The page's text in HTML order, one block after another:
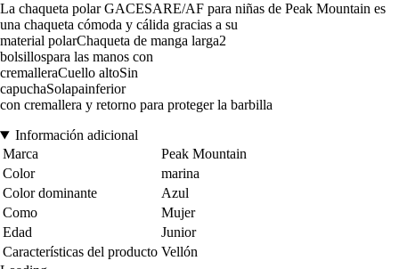
La chaqueta polar GACESARE/AF para niñas de Peak Mountain es
una chaqueta cómoda y cálida gracias a su
material polarChaqueta de manga larga2
bolsillospara las manos con
cremalleraCuello altoSin
capuchaSolapainferior
con cremallera y retorno para proteger la barbilla
Información adicional
Marca
Peak Mountain
Color
marina
Color dominante
Azul
Como
Mujer
Edad
Junior
Características del producto Vellón